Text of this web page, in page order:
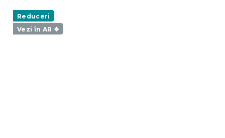
Reduceri
Vezi în AR ❖